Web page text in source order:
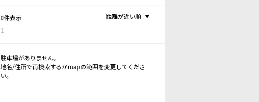
0件表示
1
距離が近い順
駐車場がありません。
地名/住所で再検索するかmapの範囲を変更してくださ
い。